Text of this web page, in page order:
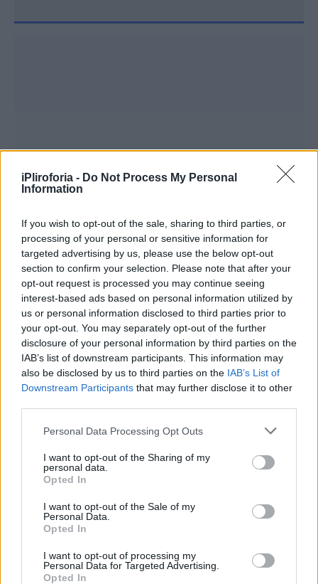
iPliroforia - Do Not Process My Personal
Information
If you wish to opt-out of the sale, sharing to third parties, or
processing of your personal or sensitive information for
targeted advertising by us, please use the below opt-out
section to confirm your selection. Please note that after your
opt-out request is processed you may continue seeing
interest-based ads based on personal information utilized by
us or personal information disclosed to third parties prior to
your opt-out. You may separately opt-out of the further
disclosure of your personal information by third parties on the
IAB’s list of downstream participants. This information may
also be disclosed by us to third parties on the IAB’s List of
Downstream Participants that may further disclose it to other
Personal Data Processing Opt Outs
I want to opt-out of the Sharing of my
personal data.
Opted In
I want to opt-out of the Sale of my
Personal Data.
Opted In
I want to opt-out of processing my
Personal Data for Targeted Advertising.
Opted In
«Οι αδιάσπαστες περιοχές του κεντρικού
Μαρμαρά μπορούν να προκαλέσουν
σεισμούς μικρότερους από 7 Ρίχτερ. Εν
ολίγοις, ο ισχυρός φλοιός του ρήγματος
σπάει με μεγάλους σεισμούς σε μεγάλο